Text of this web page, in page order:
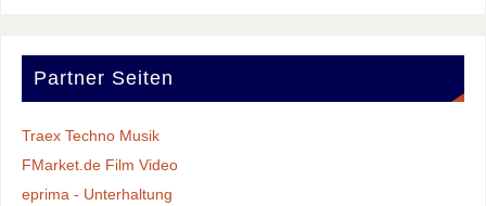
Partner Seiten
Traex Techno Musik
FMarket.de Film Video
eprima - Unterhaltung